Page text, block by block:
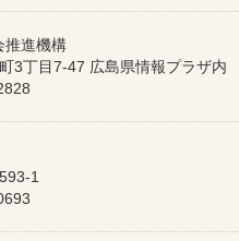
推進機構
3丁目7-47 広島県情報プラザ内
1